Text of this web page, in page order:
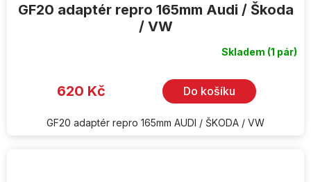
GF20 adaptér repro 165mm Audi / Škoda
/ VW
Skladem (1 pár)
620 Kč Do košíku
GF20 adaptér repro 165mm AUDI / ŠKODA / VW